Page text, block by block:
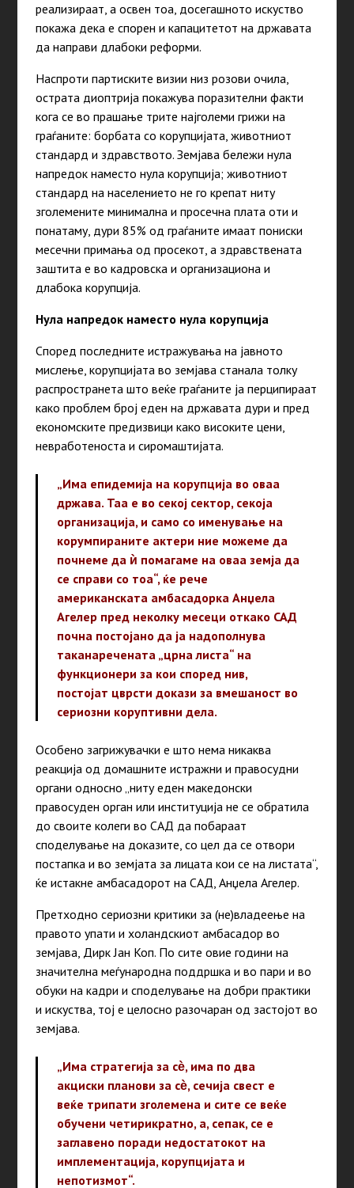
реализираат, а освен тоа, досегашното искуство
покажа дека е спорен и капацитетот на државата
да направи длабоки реформи.
Наспроти партиските визии низ розови очила,
острата диоптрија покажува поразителни факти
кога се во прашање трите најголеми грижи на
граѓанитe: борбата со корупцијата, животниот
стандард и здравството. Земјава бележи нула
напредок наместо нула корупција; животниот
стандард на населението не го крепат ниту
зголемените минимална и просечна плата оти и
понатаму, дури 85% од граѓаните имаат пониски
месечни примања од просекот, а здравствената
заштита е во кадровска и организациона и
длабока корупција.
Нула напредок наместо нула корупција
Според последните истражувања на јавното
мислење, корупцијата во земјава станала толку
распространета што веќе граѓаните ја перципираат
како проблем број еден на државата дури и пред
економските предизвици како високите цени,
невработеноста и сиромаштијата.
„Има епидемија на корупција во оваа
држава. Таа е во секој сектор, секоја
организација, и само со именување на
корумпираните актери ние можеме да
почнеме да ѝ помагаме на оваа земја да
се справи со тоа“, ќе рече
американската амбасадорка Анџела
Агелер пред неколку месеци откако САД
почна постојано да ја надополнува
таканаречената „црна листа“ на
функционери за кои според нив,
постојат цврсти докази за вмешаност во
сериозни коруптивни дела.
Особено загрижувачки е што нема никаква
реакција од домашните истражни и правосудни
органи односно „ниту еден македонски
правосуден орган или институција не се обратила
до своите колеги во САД да побараат
споделување на доказите, со цел да се отвори
постапка и во земјата за лицата кои се на листата“,
ќе истакне амбасадорот на САД, Анџела Агелер.
Претходно сериозни критики за (не)владеење на
правото упати и холандскиот амбасадор во
земјава, Дирк Јан Коп. По сите овие години на
значителна меѓународна поддршка и во пари и во
обуки на кадри и споделување на добри практики
и искуства, тој е целосно разочаран од застојот во
земјава.
„Има стратегија за сѐ, има по два
акциски планови за сѐ, сечија свест е
веќе трипати зголемена и сите се веќе
обучени четирикратно, а, сепак, се е
заглавено поради недостатокот на
имплементација, корупцијата и
непотизмот“.